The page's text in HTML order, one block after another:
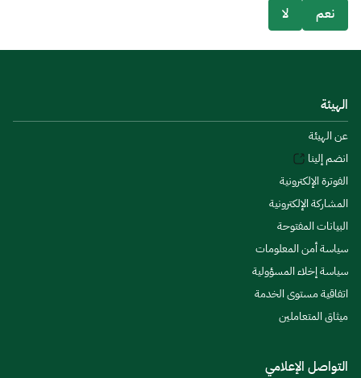
نعم
لا
الهيئة
عن الهيئة
انضم إلينا
الفوترة الإلكترونية
المشاركة الإلكترونية
البيانات المفتوحة
سياسة أمن المعلومات
سياسة إخلاء المسؤولية
اتفاقية مستوى الخدمة
ميثاق المتعاملين
التواصل الإعلامي